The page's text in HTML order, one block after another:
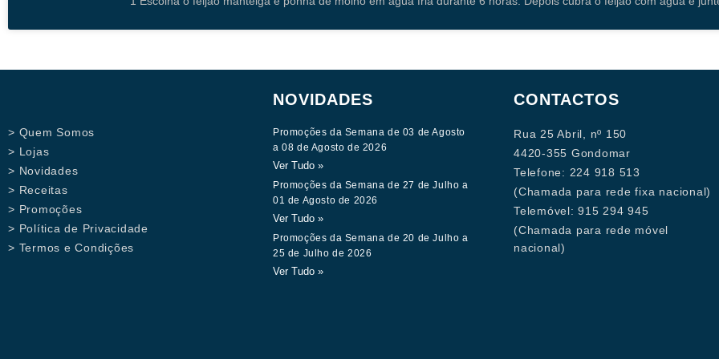
> Quem Somos
> Lojas
> Novidades
> Receitas
> Promoções
> Política de Privacidade
> Termos e Condições
NOVIDADES
Promoções da Semana de 03 de Agosto
a 08 de Agosto de 2026
Ver Tudo »
Promoções da Semana de 27 de Julho a
01 de Agosto de 2026
Ver Tudo »
Promoções da Semana de 20 de Julho a
25 de Julho de 2026
Ver Tudo »
CONTACTOS
Rua 25 Abril, nº 150
4420-355 Gondomar
Telefone: 224 918 513
(Chamada para rede fixa nacional)
Telemóvel: 915 294 945
(Chamada para rede móvel
nacional)